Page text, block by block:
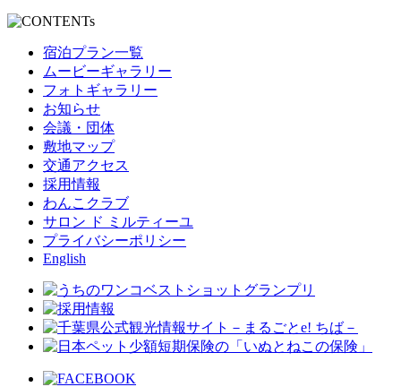
宿泊プラン一覧
ムービーギャラリー
フォトギャラリー
お知らせ
会議・団体
敷地マップ
交通アクセス
採用情報
わんこクラブ
サロン ド ミルティーユ
プライバシーポリシー
English